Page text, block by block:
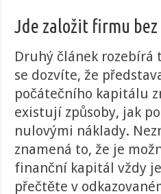
Jde založit firmu bez
Druhý článek rozebírá
se dozvíte, že
počátečního kapitálu
existují způsoby, jak
nulovými náklady.
znamená to, že je
finanční kapitál vždy
přečtěte v